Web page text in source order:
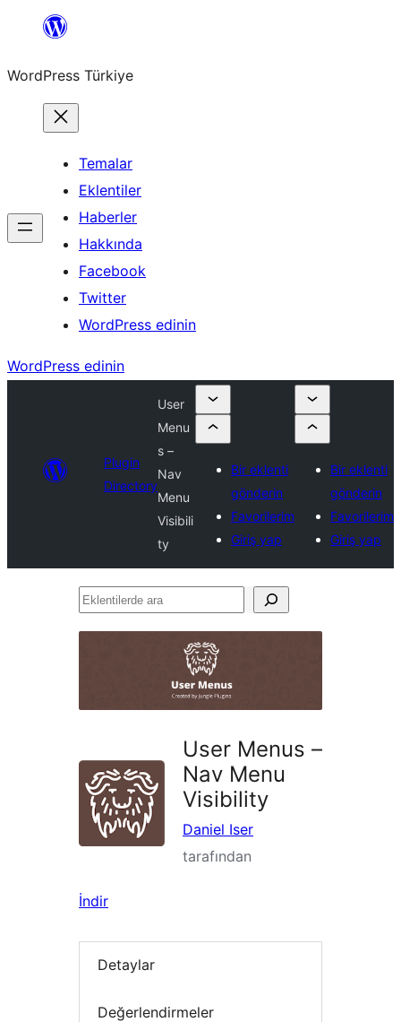
İçeriğe
WordPress Türkiye
Temalar
Eklentiler
Haberler
Hakkında
Facebook
Twitter
WordPress edinin
WordPress edinin
Plugin
Directory
User
Menu
s –
Nav
Menu
Visibili
ty
Bir eklenti
gönderin
Favorilerim
Giriş yap
Bir eklenti
gönderin
Favorilerim
Giriş yap
Eklentilerde
User Menus –
Nav Menu
Visibility
Daniel Iser
tarafından
İndir
Detaylar
Değerlendirmeler